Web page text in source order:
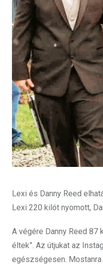
Lexi és Danny Reed
Lexi 220 kilót nyomott,
A végére Danny Reed 87
éltek”. Az útjukat az
egészségesen.